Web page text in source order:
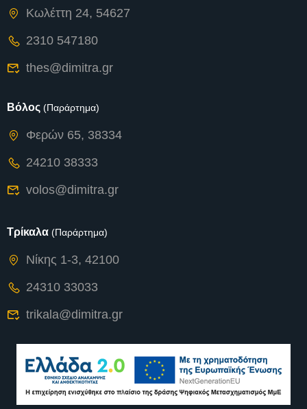
Κωλέττη 24, 54627
2310 547180
thes@dimitra.gr
Βόλος (Παράρτημα)
Φερών 65, 38334
24210 38333
volos@dimitra.gr
Τρίκαλα (Παράρτημα)
Νίκης 1-3, 42100
24310 33033
trikala@dimitra.gr